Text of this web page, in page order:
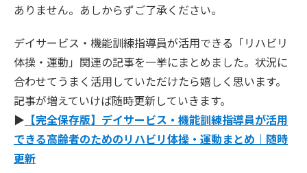
ありません。あしからずご了承ください。
デイサービス・機能訓練指導員が活用できる「リハビリ
体操・運動」関連の記事を一挙にまとめました。状況に
合わせてうまく活用していただけたら嬉しく思います。
記事が増えていけば随時更新していきます。
▶︎ 【完全保存版】デイサービス・機能訓練指導員が活用
できる高齢者のためのリハビリ体操・運動まとめ｜随時
更新